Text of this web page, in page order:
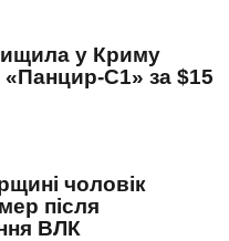
у Криму
«Панцир-С1» за $15
чоловік
після
ВЛК